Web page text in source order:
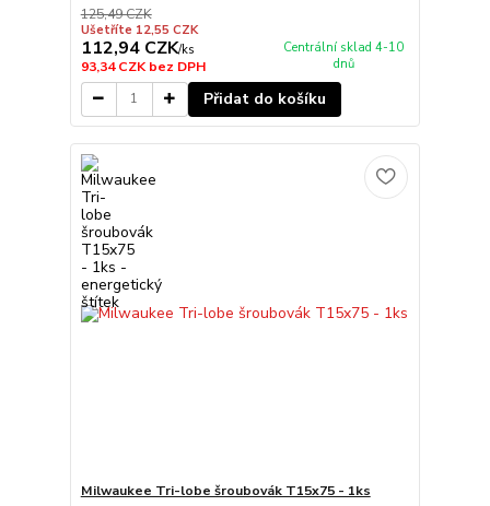
125,49 CZK
Ušetříte 12,55 CZK
112,94 CZK/ks
93,34 CZKbez DPH
Centrální sklad 4-10
dnů
Přidat do košíku
Milwaukee Tri-lobe šroubovák T15x75 - 1ks